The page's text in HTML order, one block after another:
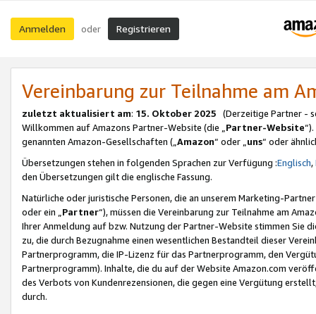
Anmelden oder Registrieren
Vereinbarung zur Teilnahme am
zuletzt aktualisiert am: 15. Oktober 2025 (Derzeitige Partner -
Willkommen auf Amazons Partner-Website (die „Partner-Website
genannten Amazon-Gesellschaften („Amazon“ oder „uns“ oder
Übersetzungen stehen in folgenden Sprachen zur Verfügung :Englisch,
den Übersetzungen gilt die englische Fassung.
Natürliche oder juristische Personen, die an unserem Marketing-
oder ein „Partner“), müssen die Vereinbarung zur Teilnahme am
Ihrer Anmeldung auf bzw. Nutzung der Partner-Website stimmen Sie
zu, die durch Bezugnahme einen wesentlichen Bestandteil dieser
Partnerprogramm, die IP-Lizenz für das Partnerprogramm, den
Partnerprogramm). Inhalte, die du auf der Website Amazon.com
des Verbots von Kundenrezensionen, die gegen eine Vergütung
durch.